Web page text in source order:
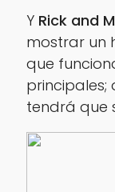
Y Rick and
mostrar un
que
principales;
tendrá que